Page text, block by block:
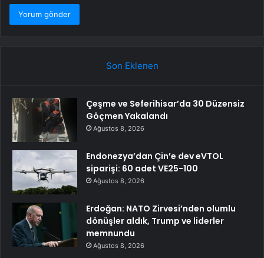
Son Eklenen
Çeşme ve Seferihisar’da 30 Düzensiz
Göçmen Yakalandı
Ağustos 8, 2026
Endonezya’dan Çin’e dev eVTOL
siparişi: 60 adet VE25-100
Ağustos 8, 2026
Erdoğan: NATO Zirvesi’nden olumlu
dönüşler aldık, Trump ve liderler
memnundu
Ağustos 8, 2026